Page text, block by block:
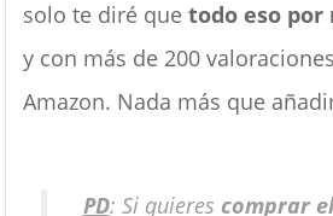
solo te diré que todo eso por
y con más de 200
Amazon. Nada más que
PD: Si quieres comprar